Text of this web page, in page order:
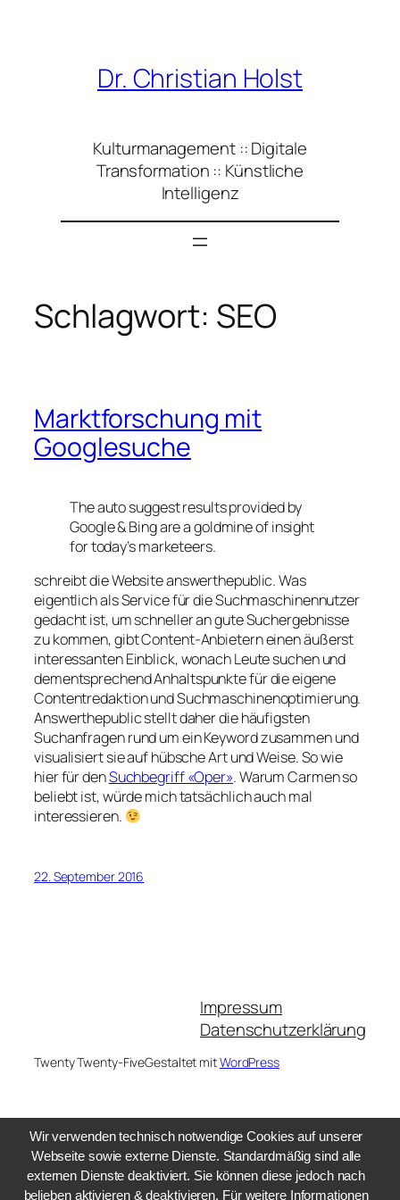
Dr. Christian Holst
Kulturmanagement :: Digitale
Transformation :: Künstliche
Intelligenz
Schlagwort: SEO
Marktforschung mit
Googlesuche
The auto suggest results provided by
Google & Bing are a goldmine of insight
for today’s marketeers.
schreibt die Website answerthepublic. Was
eigentlich als Service für die Suchmaschinennutzer
gedacht ist, um schneller an gute Suchergebnisse
zu kommen, gibt Content-Anbietern einen äußerst
interessanten Einblick, wonach Leute suchen und
dementsprechend Anhaltspunkte für die eigene
Contentredaktion und Suchmaschinenoptimierung.
Answerthepublic stellt daher die häufigsten
Suchanfragen rund um ein Keyword zusammen und
visualisiert sie auf hübsche Art und Weise. So wie
hier für denSuchbegriff «Oper». WarumCarmenso
beliebt ist, würde mich tatsächlich auch mal
interessieren.
22. September 2016
Impressum
Datenschutzerklärung
Twenty Twenty-FiveGestaltet mitWordPress
Wir verwenden technisch notwendige Cookies auf unserer
Webseite sowie externe Dienste. Standardmäßig sind alle
externen Dienste deaktiviert. Sie können diese jedoch nach
belieben aktivieren & deaktivieren. Für weitere Informationen